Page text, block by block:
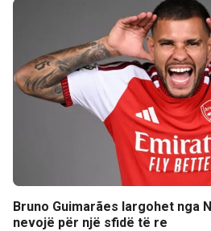
Bruno Guimarães largohet nga
nevojë për një sfidë të re